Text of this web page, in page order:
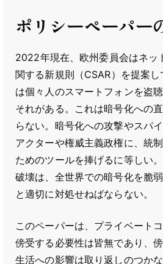
ポリシーペーパー
2022年現在、欧州委員会はネッ
関する新規則（CSAR）を提案
は個々人のスマートフォンを盗
それがある。これは暗号化への
らない。暗号化への攻撃やスパ
アクターや権威主義政権に、統
ためのツールを捧げるに等しい
破壊は、全世界での暗号化を脆
と適切に対処せねばならない。
このペーパーは、プライベート
傍受する必要性は皆無であり、
生活への影響は取り返しのつか